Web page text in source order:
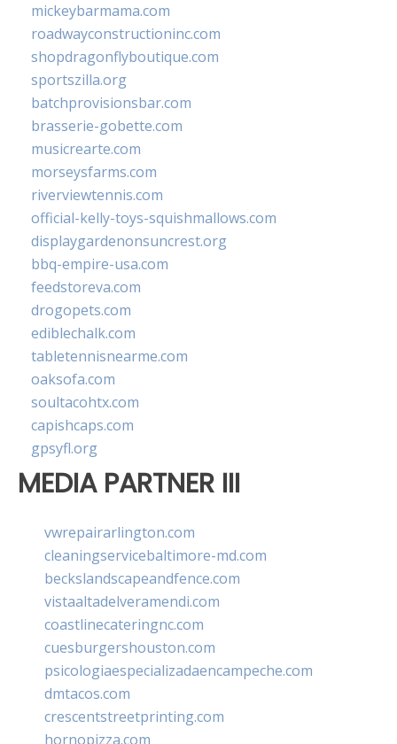
mickeybarmama.com
roadwayconstructioninc.com
shopdragonflyboutique.com
sportszilla.org
batchprovisionsbar.com
brasserie-gobette.com
musicrearte.com
morseysfarms.com
riverviewtennis.com
official-kelly-toys-squishmallows.com
displaygardenonsuncrest.org
bbq-empire-usa.com
feedstoreva.com
drogopets.com
ediblechalk.com
tabletennisnearme.com
oaksofa.com
soultacohtx.com
capishcaps.com
gpsyfl.org
MEDIA PARTNER III
vwrepairarlington.com
cleaningservicebaltimore-md.com
beckslandscapeandfence.com
vistaaltadelveramendi.com
coastlinecateringnc.com
cuesburgershouston.com
psicologiaespecializadaencampeche.com
dmtacos.com
crescentstreetprinting.com
hornopizza.com